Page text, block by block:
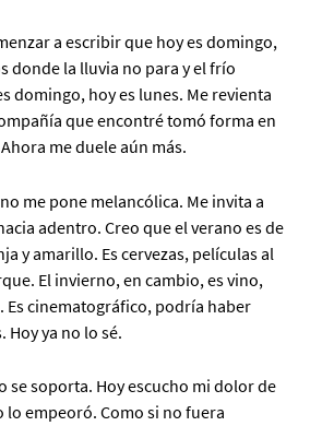
a escribir que hoy es domingo,
donde la lluvia no para y el frío
domingo, hoy es lunes. Me revienta
que encontré tomó forma en
me duele aún más.
me pone melancólica. Me invita a
adentro. Creo que el verano es de
y amarillo. Es cervezas, películas al
El invierno, en cambio, es vino,
Es cinematográfico, podría haber
Hoy ya no lo sé.
se soporta. Hoy escucho mi dolor de
lo empeoró. Como si no fuera